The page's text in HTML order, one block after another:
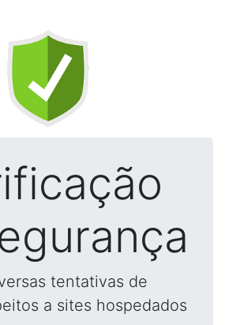
tentativas de
a sites hospedados